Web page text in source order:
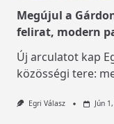
Megújul a
felirat, modern
Új arculatot kap
közösségi tere:
Egri Válasz Jún